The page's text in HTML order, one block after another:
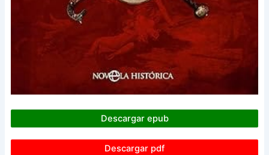
Descargar epub
Descargar pdf